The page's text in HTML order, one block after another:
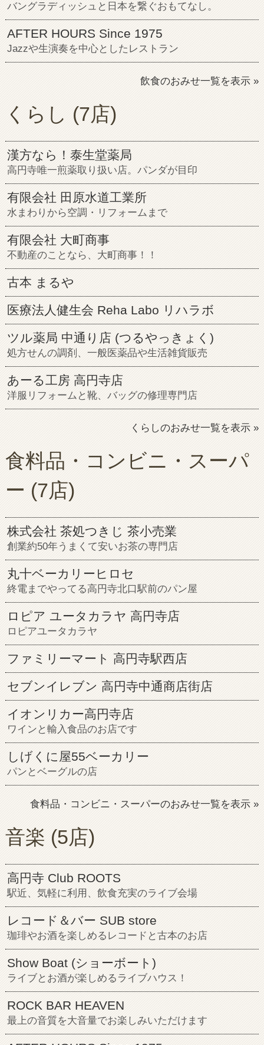
バングラディッシュと日本を繋ぐおもてなし。
AFTER HOURS Since 1975
Jazzや生演奏を中心としたレストラン
飲食のおみせ一覧を表示 »
くらし (7店)
漢方なら！泰生堂薬局
高円寺唯一煎薬取り扱い店。パンダが目印
有限会社 田原水道工業所
水まわりから空調・リフォームまで
有限会社 大町商事
不動産のことなら、大町商事！！
古本 まるや
医療法人健生会 Reha Labo リハラボ
ツル薬局 中通り店 (つるやっきょく)
処方せんの調剤、一般医薬品や生活雑貨販売
あーる工房 高円寺店
洋服リフォームと靴、バッグの修理専門店
くらしのおみせ一覧を表示 »
食料品・コンビニ・スーパ
ー (7店)
株式会社 茶処つきじ 茶小売業
創業約50年うまくて安いお茶の専門店
丸十ベーカリーヒロセ
終電までやってる高円寺北口駅前のパン屋
ロピア ユータカラヤ 高円寺店
ロピアユータカラヤ
ファミリーマート 高円寺駅西店
セブンイレブン 高円寺中通商店街店
イオンリカー高円寺店
ワインと輸入食品のお店です
しげくに屋55ベーカリー
パンとベーグルの店
食料品・コンビニ・スーパーのおみせ一覧を表示 »
音楽 (5店)
高円寺 Club ROOTS
駅近、気軽に利用、飲食充実のライブ会場
レコード＆バー SUB store
珈琲やお酒を楽しめるレコードと古本のお店
Show Boat (ショーボート)
ライブとお酒が楽しめるライブハウス！
ROCK BAR HEAVEN
最上の音質を大音量でお楽しみいただけます